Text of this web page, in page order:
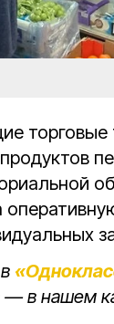
торговые
— в нашем